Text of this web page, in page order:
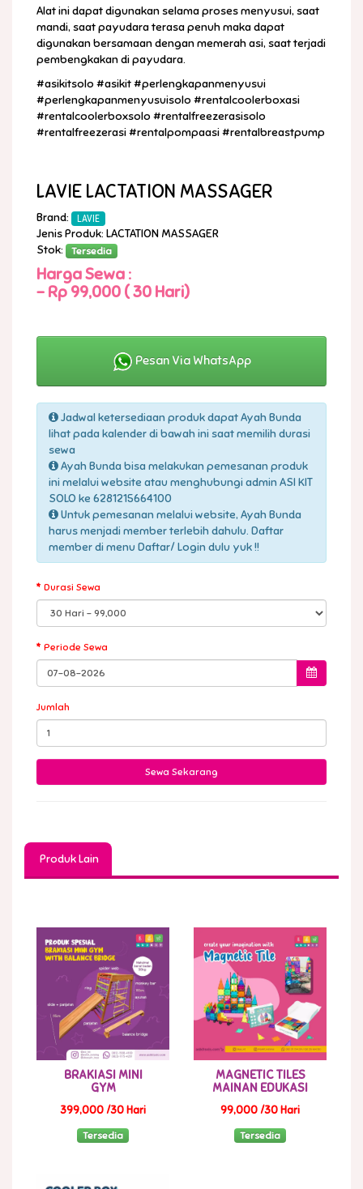
Alat ini dapat digunakan selama proses menyusui, saat
mandi, saat payudara terasa penuh maka dapat
digunakan bersamaan dengan memerah asi, saat terjadi
pembengkakan di payudara.
#asikitsolo #asikit #perlengkapanmenyusui
#perlengkapanmenyusuisolo #rentalcoolerboxasi
#rentalcoolerboxsolo #rentalfreezerasisolo
#rentalfreezerasi #rentalpompaasi #rentalbreastpump
LAVIE LACTATION MASSAGER
Brand: LAVIE
Jenis Produk: LACTATION MASSAGER
Stok:
Tersedia
Harga Sewa :
- Rp 99,000 ( 30 Hari)
Pesan Via WhatsApp
Jadwal ketersediaan produk dapat Ayah Bunda
lihat pada kalender di bawah ini saat memilih durasi
sewa
Ayah Bunda bisa melakukan pemesanan produk
ini melalui website atau menghubungi admin ASI KIT
SOLO ke 6281215664100
Untuk pemesanan melalui website, Ayah Bunda
harus menjadi member terlebih dahulu. Daftar
member di menu Daftar/ Login dulu yuk !!
Durasi Sewa
Periode Sewa
Jumlah
Produk Lain
BRAKIASI MINI
GYM
399,000 /30 Hari
Tersedia
MAGNETIC TILES
MAINAN EDUKASI
99,000 /30 Hari
Tersedia